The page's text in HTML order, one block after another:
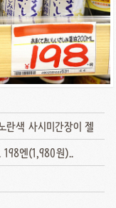
란색 사시미간장이 젤
198엔(1,980원)..